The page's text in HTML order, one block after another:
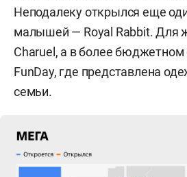
Неподалеку открылся еще
малышей — Royal Rabbit. Для
Charuel, а в более бюджетном
FunDay, где представлена
семьи.